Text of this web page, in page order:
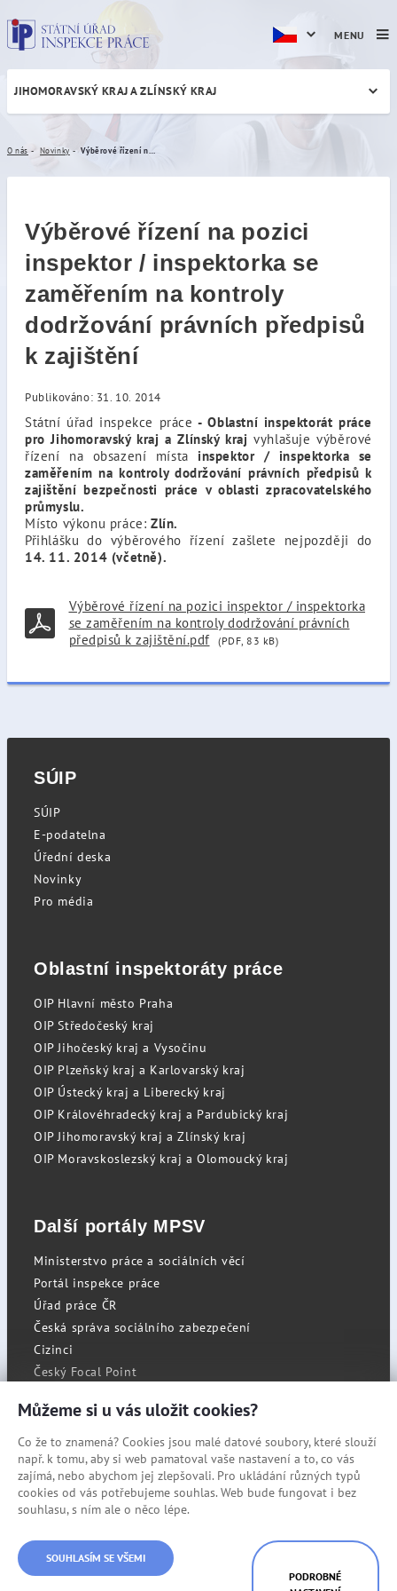
Výběrové řízení na pozici
JIHOMORAVSKÝ KRAJ A ZLÍNSKÝ KRAJ
O nás Novinky
Výběrové řízení na pozici
inspektor / inspektorka se
zaměřením na kontroly
dodržování právních předpisů
k zajištění
Publikováno: 31. 10. 2014
Státní úřad inspekce práce - Oblastní inspektorát práce
pro Jihomoravský kraj a Zlínský krajvyhlašuje výběrové
řízení na obsazení místa inspektor / inspektorka se
zaměřením na kontroly dodržování právních předpisů k
zajištění bezpečnosti práce v oblasti zpracovatelského
průmyslu.
Místo výkonu práce: Zlín.
Přihlášku do výběrového řízení zašlete nejpozději do
14. 11. 2014 (včetně).
Výběrové řízení na pozici inspektor / inspektorka
se zaměřením na kontroly dodržování právních
předpisů k zajištění.pdf
(PDF, 83 kB)
MENU
SÚIP
SÚIP
E-podatelna
Úřední deska
Novinky
Pro média
Oblastní inspektoráty práce
OIP Hlavní město Praha
OIP Středočeský kraj
OIP Jihočeský kraj a Vysočinu
OIP Plzeňský kraj a Karlovarský kraj
OIP Ústecký kraj a Liberecký kraj
OIP Královéhradecký kraj a Pardubický kraj
OIP Jihomoravský kraj a Zlínský kraj
OIP Moravskoslezský kraj a Olomoucký kraj
Další portály MPSV
Ministerstvo práce a sociálních věcí
Portál inspekce práce
Úřad práce ČR
Česká správa sociálního zabezpečení
Cizinci
Český Focal Point
RSS
Cookies
Prohlášení o přístupnosti
Mapa stránek
© Státní úřad inspekce práce
Můžeme si u vás uložit cookies?
Co že to znamená? Cookies jsou malé datové soubory, které slouží
např. k tomu, aby si web pamatoval vaše nastavení a to, co vás
zajímá, nebo abychom jej zlepšovali. Pro ukládání různých typů
cookies od vás potřebujeme souhlas. Web bude fungovat i bez
souhlasu, s ním ale o něco lépe.
SOUHLASÍM SE VŠEMI
PODROBNÉ